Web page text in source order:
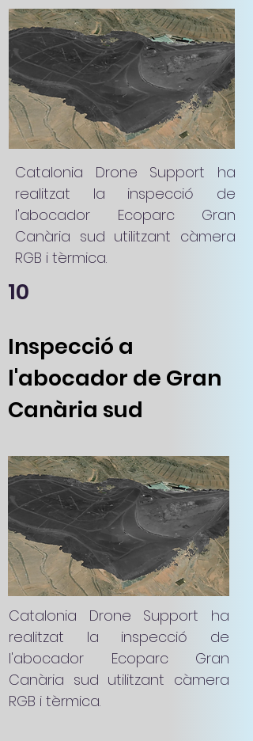
Catalonia Drone Support ha
realitzat la inspecció de
l'abocador Ecoparc Gran
Canària sud utilitzant càmera
RGB i tèrmica.
10
Inspecció a
l'abocador de Gran
Canària sud
Catalonia Drone Support ha
realitzat la inspecció de
l'abocador Ecoparc Gran
Canària sud utilitzant càmera
RGB i tèrmica.